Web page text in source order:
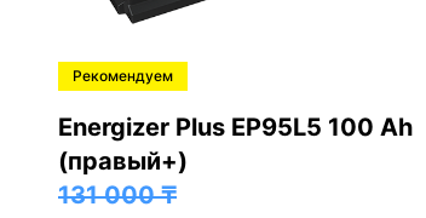
Рекомендуем
Energizer Plus EP95L5 100 Ah
(правый+)
131 000₸